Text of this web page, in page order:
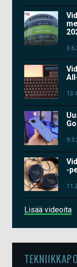
-
Lisää videoita